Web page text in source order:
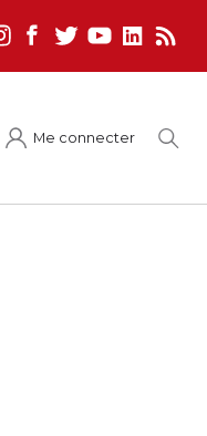
Me connecter